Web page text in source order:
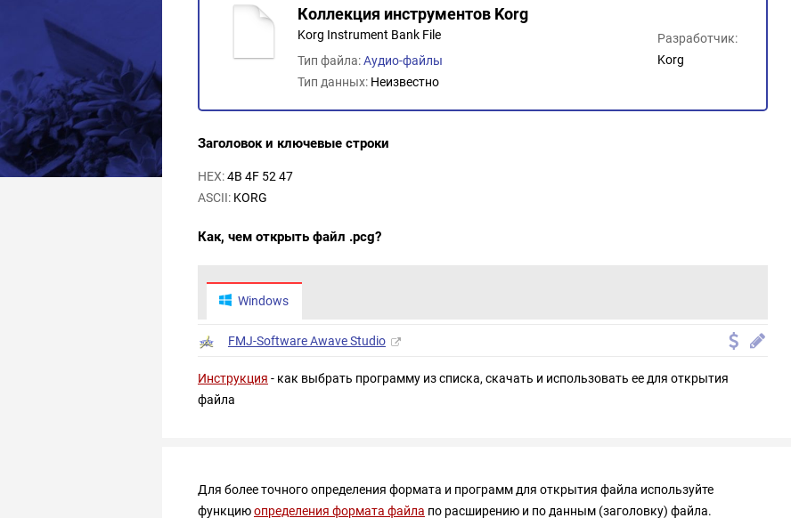
Коллекция инструментов Korg
Korg Instrument Bank File
Тип файла:Аудио-файлы
Тип данных: Неизвестно
Разработчик:
Korg
Заголовок и ключевые строки
HEX:4B 4F 52 47
ASCII: KORG
Как, чем открыть файл .pcg?
Windows
FMJ-Software Awave Studio
Инструкция - как выбрать программу из списка, скачать и использовать ее для открытия
файла
Для более точного определения формата и программ для открытия файла используйте
функциюопределения формата файла по расширению и по данным (заголовку) файла.